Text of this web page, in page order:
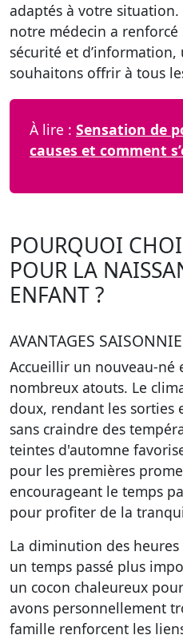
adaptés à votre situation.
notre médecin a
sécurité et
souhaitons offrir à tous
À lire : Sensation de
causes et comment
POURQUOI
POUR LA
ENFANT ?
AVANTAGES
Accueillir un nouveau-né
nombreux atouts. Le
doux, rendant les sorties
sans craindre des
teintes d'automne
pour les premières
encourageant le temps
pour profiter de la
La diminution des
un temps passé plus
un cocon chaleureux
avons personnellement
famille renforcent les